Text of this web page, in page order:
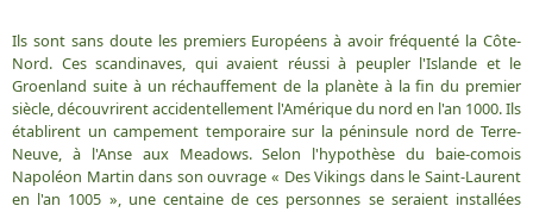
Ils sont sans doute les premiers Européens à avoir fréquenté la Côte-
Nord. Ces scandinaves, qui avaient réussi à peupler l'Islande et le
Groenland suite à un réchauffement de la planète à la fin du premier
siècle, découvrirent accidentellement l'Amérique du nord en l'an 1000. Ils
établirent un campement temporaire sur la péninsule nord de Terre-
Neuve, à l'Anse aux Meadows. Selon l'hypothèse du baie-comois
Napoléon Martin dans son ouvrage « Des Vikings dans le Saint-Laurent
en l'an 1005 », une centaine de ces personnes se seraient installées